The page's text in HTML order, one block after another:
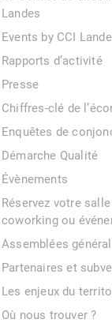
Landes
Events by CCI
Rapports d’activité
Presse
Chiffres-clé de
Enquêtes de
Démarche Qualité
Évènements
Réservez votre
coworking ou
Assemblées
Partenaires et
Les enjeux du
Où nous trouver ?